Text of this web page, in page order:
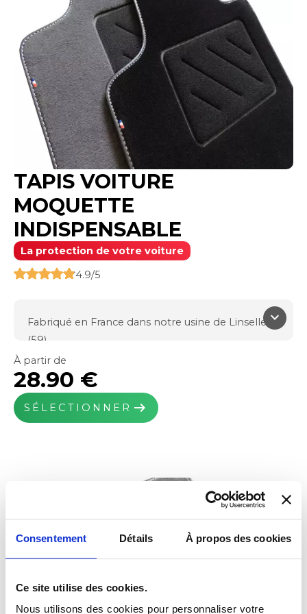
Consentement Détails À propos des cookies
Ce site utilise des cookies.
Nous utilisons des cookies pour personnaliser votre
TAPIS VOITURE
MOQUETTE
INDISPENSABLE
La protection de votre voiture
4.9/5
keyboard_arrow_down
Fabriqué en France dans notre usine de Linselles
(59)
Qualité et confort
Moquette velours
650g/m² de fibre PP
Poids total : 2000g/m²
À partir de
28.90 €
SÉLECTIONNER arrow_right_alt